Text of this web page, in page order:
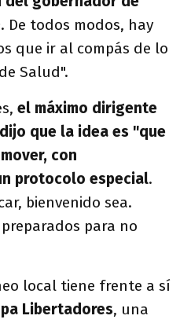
. De todos modos, hay
que ir al compás de lo
Salud".
el máximo dirigente
que la idea es "que
con
protocolo especial.
bienvenido sea.
para no
local tiene frente a sí
Libertadores, una